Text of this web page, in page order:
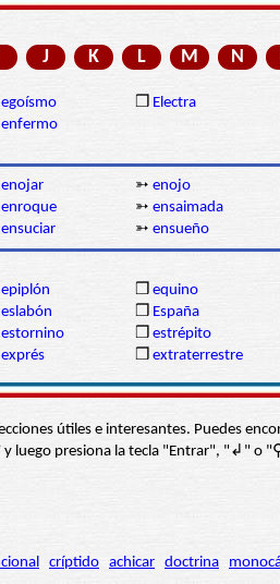
J K L M N
egoísmo ❒ Electra
enfermo
enojar ➳ enojo
enroque ➳ ensaimada
ensuciar ➳ ensueño
epiplón ❒ equino
eslabón ❒ España
estornino ❒ estrépito
exprés ❒ extraterrestre
útiles e interesantes. Puedes
y luego presiona la tecla "Entrar", "↲"
críptido achicar doctrina